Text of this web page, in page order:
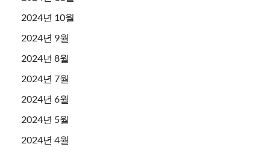
2024년 10월
2024년 9월
2024년 8월
2024년 7월
2024년 6월
2024년 5월
2024년 4월